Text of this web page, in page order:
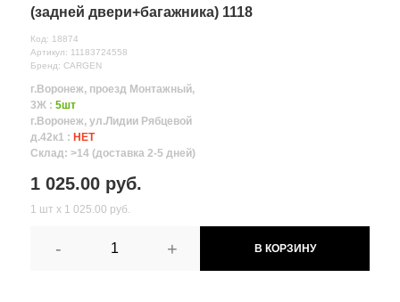
(задней двери+багажника) 1118
Код: 18874
Артикул: 11183724558
Бренд: CARGEN
г.Воронеж, проезд Монтажный,
3Ж : 5шт
г.Воронеж, ул.Лидии Рябцевой
д.42к1 : НЕТ
Склад: >14 (доставка 2-5 дней)
1 025.00 руб.
1 шт х 1 025.00 руб.
- + В КОРЗИНУ